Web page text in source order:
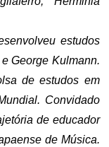
estudos
George Kulmann.
de estudos em
Convidado
de educador
de Música.